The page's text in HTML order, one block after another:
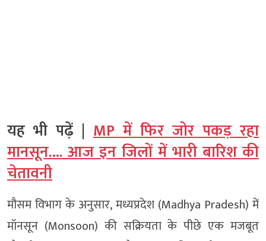
यह भी पढ़ें | MP में फिर जोर पकड़ रहा
मानसून…. आज इन जिलों में भारी बारिश की
चेतावनी
मौसम विभाग के अनुसार, मध्यप्रदेश (Madhya Pradesh) में
मॉनसून (Monsoon) की सक्रियता के पीछे एक मजबूत